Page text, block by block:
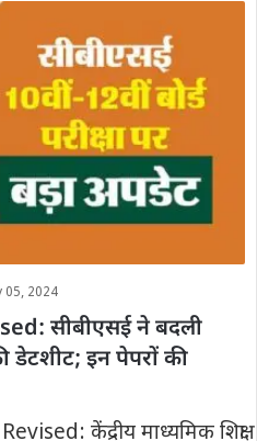
05, 2024
सीबीएसई ने बदली
डेटशीट; इन पेपरों की
केंद्रीय माध्यमिक शिक्षा